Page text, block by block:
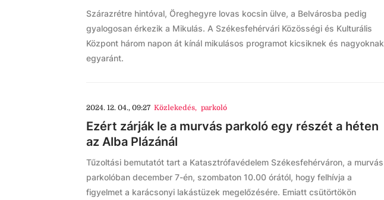
Szárazrétre hintóval, Öreghegyre lovas kocsin ülve, a Belvárosba pedig
gyalogosan érkezik a Mikulás. A Székesfehérvári Közösségi és Kulturális
Központ három napon át kínál mikulásos programot kicsiknek és nagyoknak
egyaránt.
2024. 12. 04., 09:27 Közlekedés, parkoló
Ezért zárják le a murvás parkoló egy részét a héten
az Alba Plázánál
Tűzoltási bemutatót tart a Katasztrófavédelem Székesfehérváron, a murvás
parkolóban december 7-én, szombaton 10.00 órától, hogy felhívja a
figyelmet a karácsonyi lakástüzek megelőzésére. Emiatt csütörtökön